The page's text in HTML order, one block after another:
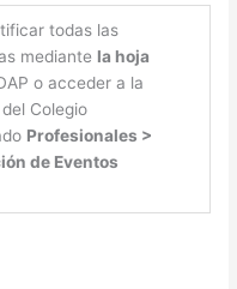
todas las
mediante la hoja
o acceder a la
Colegio
Profesionales >
de Eventos